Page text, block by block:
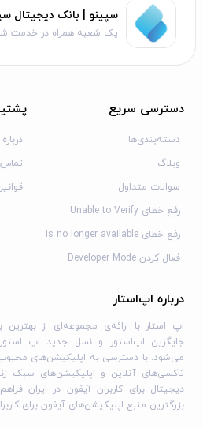
سپینو | بانک دیجیتال
یک شعبه همراه در خدمت
دسترسی سریع
دسته‌بندی‌ها
وبلاگ
سوالات متداول
رفع خطای Unable to Verify
رفع خطای is no longer available
فعال کردن Developer Mode
تماس
درباره اپ‌استار
اپ استار با ارائه‌ی مجموعه‌ای از بهترین
جایگزین اپ‌استور و نسل جدید اپ
می‌شود. با دسترسی به اپلیکیشن‌های محبوب و
تاکسی‌های آنلاین و اپلیکیشن‌های سبک
دیجیتال برای کاربران آیفون در ایران
بزرگترین منبع اپلیکیشن‌های آیفون برای